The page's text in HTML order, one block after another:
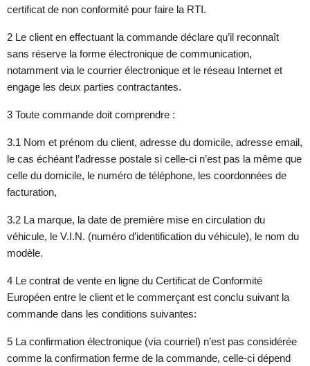
certificat de non conformité pour faire la RTI.
2 Le client en effectuant la commande déclare qu’il reconnaît
sans réserve la forme électronique de communication,
notamment via le courrier électronique et le réseau Internet et
engage les deux parties contractantes.
3 Toute commande doit comprendre :
3.1 Nom et prénom du client, adresse du domicile, adresse email,
le cas échéant l’adresse postale si celle-ci n’est pas la même que
celle du domicile, le numéro de téléphone, les coordonnées de
facturation,
3.2 La marque, la date de première mise en circulation du
véhicule, le V.I.N. (numéro d’identification du véhicule), le nom du
modèle.
4 Le contrat de vente en ligne du Certificat de Conformité
Européen entre le client et le commerçant est conclu suivant la
commande dans les conditions suivantes:
5 La confirmation électronique (via courriel) n’est pas considérée
comme la confirmation ferme de la commande, celle-ci dépend